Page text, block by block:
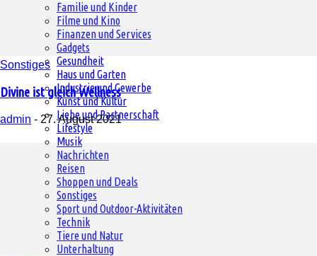
Familie und Kinder
Filme und Kino
Finanzen und Services
Gadgets
Gesundheit
Haus und Garten
Industrie und Gewerbe
Kunst und Kultur
Liebe und Partnerschaft
Lifestyle
Musik
Nachrichten
Reisen
Shoppen und Deals
Sonstiges
Sport und Outdoor-Aktivitäten
Technik
Tiere und Natur
Unterhaltung
Sonstiges
Divine ist gleich Wellness
admin - 27. August 2021